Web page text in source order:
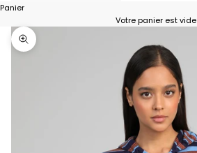
Panier
Votre panier est vide
Zoomer sur l'image